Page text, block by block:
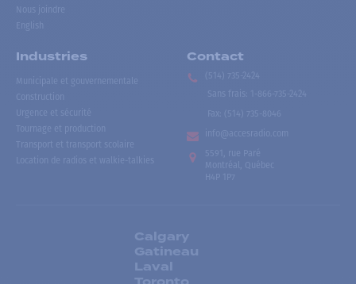
Nous joindre
English
Industries
Municipale et gouvernementale
Construction
Urgence et sécurité
Tournage et production
Transport et transport scolaire
Location de radios et walkie-talkies
Contact
(514) 735-2424
Sans frais
1-866-735-2424
Fax:
(514) 735-8046
info@accesradio.com
5591, rue Paré
Montréal, Québec
H4P 1P7
Calgary
Gatineau
Laval